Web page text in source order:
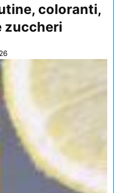
coloranti,
zuccheri